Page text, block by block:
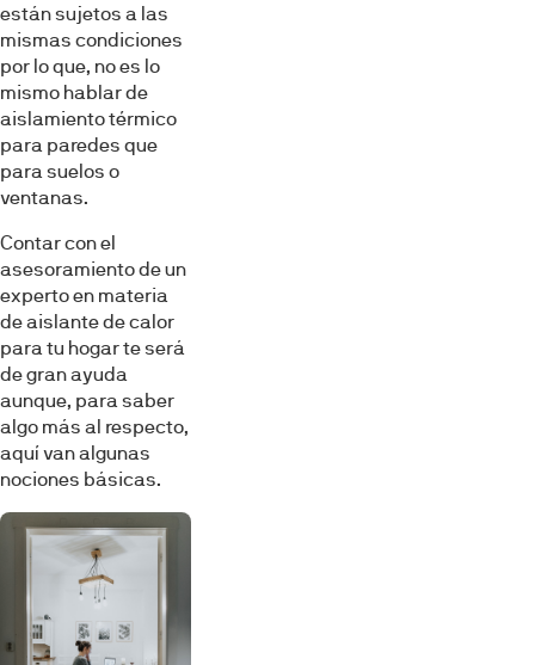
están sujetos a las
mismas condiciones
por lo que, no es lo
mismo hablar de
aislamiento térmico
para paredes que
para suelos o
ventanas.
Contar con el
asesoramiento de un
experto en materia
de aislante de calor
para tu hogar te será
de gran ayuda
aunque, para saber
algo más al respecto,
aquí van algunas
nociones básicas.